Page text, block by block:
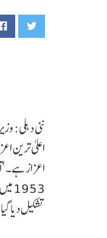
نئی دہلی:
تشکیل دیا